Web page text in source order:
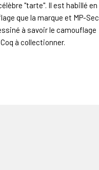
"tarte". Il est habillé en
que la marque et MP-Sec
à savoir le camouflage
à collectionner.